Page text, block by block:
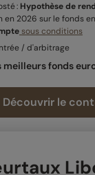
: Hypothèse de
en 2026 sur le fonds
sous conditions
/ d'arbitrage
meilleurs fonds
Découvrir le